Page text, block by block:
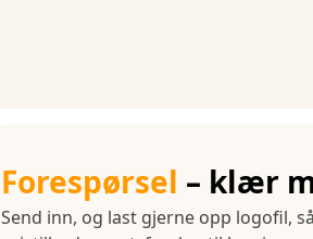
Forespørsel – klær
Send inn, og last gjerne opp logofil,